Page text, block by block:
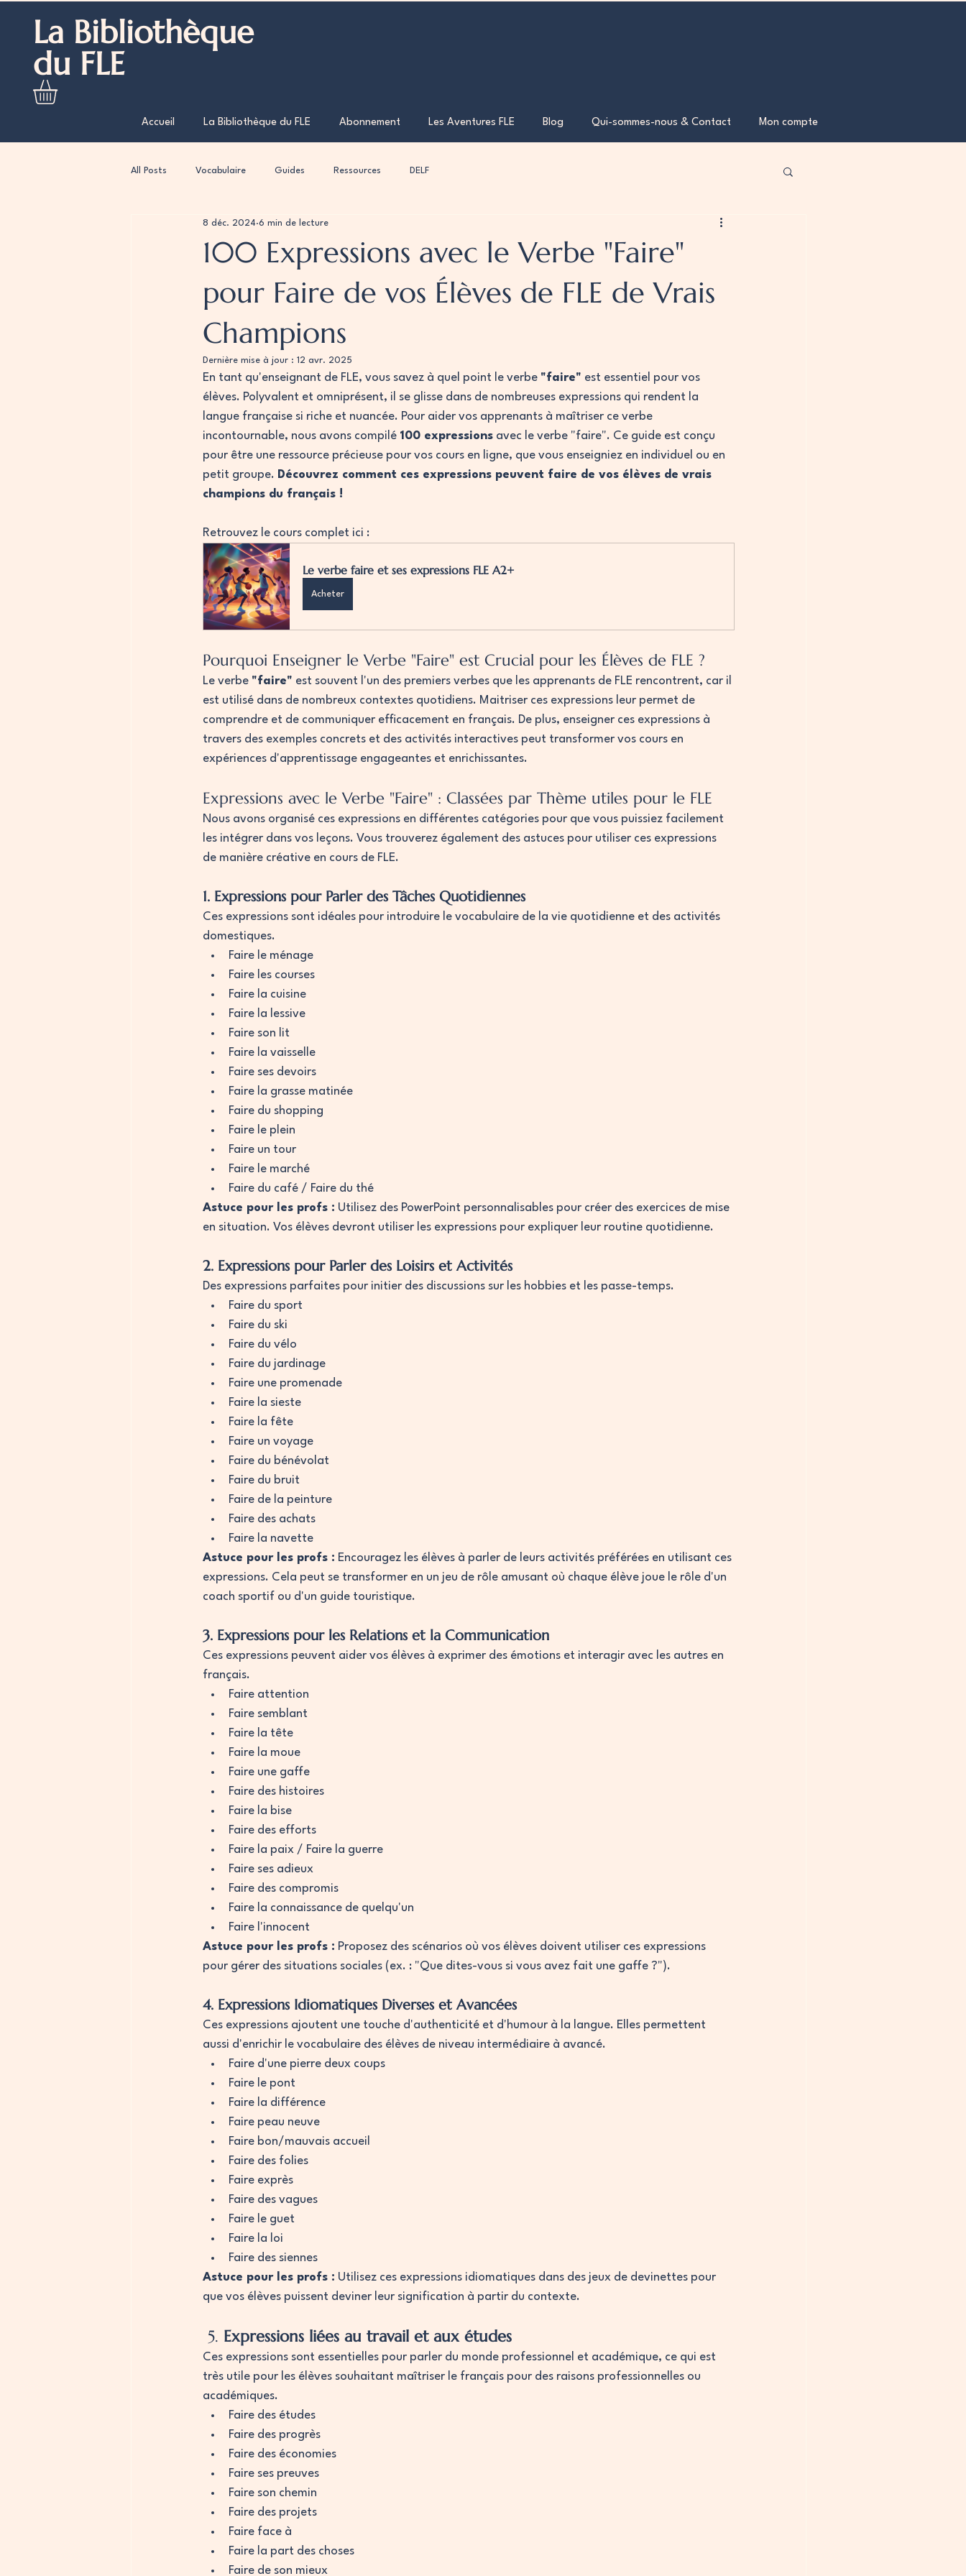
La Bibliothèque
du FLE
Accueil La Bibliothèque du FLE Abonnement Les Aventures FLE Blog Qui-sommes-nous & Contact Mon compte
All Posts Vocabulaire Guides Ressources DELF
100 Expressions avec le Verbe "Faire"
pour Faire de vos Élèves de FLE de Vrais
Champions
8 déc. 2024 6 min de lecture
Dernière mise à jour : 12 avr. 2025
En tant qu'enseignant de FLE, vous savez à quel point le verbe "faire" est essentiel pour vos
élèves. Polyvalent et omniprésent, il se glisse dans de nombreuses expressions qui rendent la
langue française si riche et nuancée. Pour aider vos apprenants à maîtriser ce verbe
incontournable, nous avons compilé 100 expressions avec le verbe "faire". Ce guide est conçu
pour être une ressource précieuse pour vos cours en ligne, que vous enseigniez en individuel ou en
petit groupe. Découvrez comment ces expressions peuvent faire de vos élèves de vrais
champions du français !
Retrouvez le cours complet ici :
Le verbe faire et ses expressions FLE A2+
Acheter
Pourquoi Enseigner le Verbe "Faire" est Crucial pour les Élèves de FLE ?
Le verbe "faire" est souvent l'un des premiers verbes que les apprenants de FLE rencontrent, car il
est utilisé dans de nombreux contextes quotidiens. Maitriser ces expressions leur permet de
comprendre et de communiquer efficacement en français. De plus, enseigner ces expressions à
travers des exemples concrets et des activités interactives peut transformer vos cours en
expériences d'apprentissage engageantes et enrichissantes.
Expressions avec le Verbe "Faire" : Classées par Thème utiles pour le FLE
Nous avons organisé ces expressions en différentes catégories pour que vous puissiez facilement
les intégrer dans vos leçons. Vous trouverez également des astuces pour utiliser ces expressions
de manière créative en cours de FLE.
1. Expressions pour Parler des Tâches Quotidiennes
Ces expressions sont idéales pour introduire le vocabulaire de la vie quotidienne et des activités
domestiques.
Faire le ménage
Faire les courses
Faire la cuisine
Faire la lessive
Faire son lit
Faire la vaisselle
Faire ses devoirs
Faire la grasse matinée
Faire du shopping
Faire le plein
Faire un tour
Faire le marché
Faire du café / Faire du thé
Astuce pour les profs : Utilisez des PowerPoint personnalisables pour créer des exercices de mise
en situation. Vos élèves devront utiliser les expressions pour expliquer leur routine quotidienne.
2. Expressions pour Parler des Loisirs et Activités
Des expressions parfaites pour initier des discussions sur les hobbies et les passe-temps.
Faire du sport
Faire du ski
Faire du vélo
Faire du jardinage
Faire une promenade
Faire la sieste
Faire la fête
Faire un voyage
Faire du bénévolat
Faire du bruit
Faire de la peinture
Faire des achats
Faire la navette
Astuce pour les profs : Encouragez les élèves à parler de leurs activités préférées en utilisant ces
expressions. Cela peut se transformer en un jeu de rôle amusant où chaque élève joue le rôle d'un
coach sportif ou d'un guide touristique.
3. Expressions pour les Relations et la Communication
Ces expressions peuvent aider vos élèves à exprimer des émotions et interagir avec les autres en
français.
Faire attention
Faire semblant
Faire la tête
Faire la moue
Faire une gaffe
Faire des histoires
Faire la bise
Faire des efforts
Faire la paix / Faire la guerre
Faire ses adieux
Faire des compromis
Faire la connaissance de quelqu'un
Faire l'innocent
Astuce pour les profs : Proposez des scénarios où vos élèves doivent utiliser ces expressions
pour gérer des situations sociales (ex. : "Que dites-vous si vous avez fait une gaffe ?").
4. Expressions Idiomatiques Diverses et Avancées
Ces expressions ajoutent une touche d'authenticité et d'humour à la langue. Elles permettent
aussi d'enrichir le vocabulaire des élèves de niveau intermédiaire à avancé.
Faire d'une pierre deux coups
Faire le pont
Faire la différence
Faire peau neuve
Faire bon/mauvais accueil
Faire des folies
Faire exprès
Faire des vagues
Faire le guet
Faire la loi
Faire des siennes
Astuce pour les profs : Utilisez ces expressions idiomatiques dans des jeux de devinettes pour
que vos élèves puissent deviner leur signification à partir du contexte.
5. Expressions liées au travail et aux études
Ces expressions sont essentielles pour parler du monde professionnel et académique, ce qui est
très utile pour les élèves souhaitant maîtriser le français pour des raisons professionnelles ou
académiques.
Faire des études
Faire des progrès
Faire des économies
Faire ses preuves
Faire son chemin
Faire des projets
Faire face à
Faire la part des choses
Faire de son mieux